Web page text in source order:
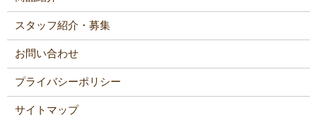
スタッフ紹介・募集
お問い合わせ
プライバシーポリシー
サイトマップ